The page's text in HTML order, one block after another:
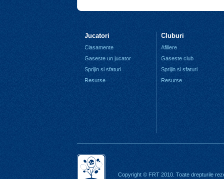
Jucatori
Clasamente
Gaseste un jucator
Sprijin si sfaturi
Resurse
Cluburi
Afiliere
Gaseste club
Sprijin si sfaturi
Resurse
Copyright © FRT 2010. Toate drepturile